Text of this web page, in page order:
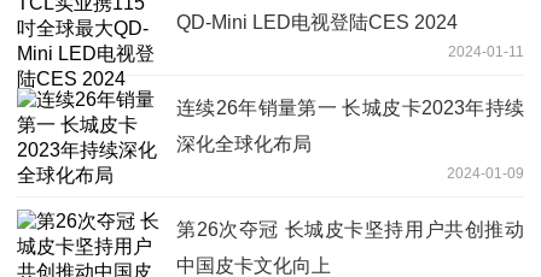
QD-Mini LED电视登陆CES 2024
2024-01-11
连续26年销量第一 长城皮卡2023年持续
深化全球化布局
2024-01-09
第26次夺冠 长城皮卡坚持用户共创推动
中国皮卡文化向上